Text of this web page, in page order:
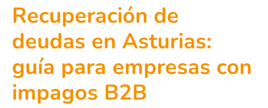
Recuperación de
deudas en Asturias:
guía para empresas con
impagos B2B